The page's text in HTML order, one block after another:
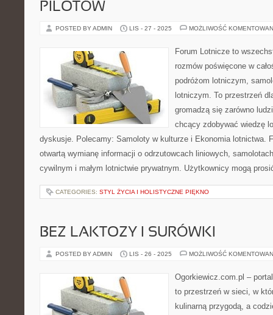
PILOTÓW
POSTED BY ADMIN LIS - 27 - 2025 MOŻLIWOŚĆ
Forum Lotnicze to
rozmów poświęcone w
podróżom lotniczym,
lotniczym. To przestrzeń
gromadzą się zarówno
chcący zdobywać wiedzę
dyskusje. Polecamy: Samoloty w kulturze i Ekonomia lotnictwa.
otwartą wymianę informacji o odrzutowcach liniowych,
cywilnym i małym lotnictwie prywatnym. Użytkownicy mogą
CATEGORIES: STYL ŻYCIA I HOLISTYCZNE PIĘKNO
BEZ LAKTOZY I SURÓWKI
POSTED BY ADMIN LIS - 26 - 2025 MOŻLIWOŚĆ
Ogorkiewicz.com.pl –
to przestrzeń w sieci, w
kulinarną przygodą, a